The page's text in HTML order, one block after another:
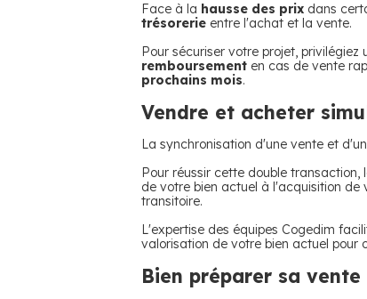
Face à la hausse des prix dans
trésorerie entre l'achat et la vente.
Pour sécuriser votre projet,
remboursement en cas de vente
prochains mois.
Vendre et acheter
La synchronisation d'une vente et
Pour réussir cette double transaction,
de votre bien actuel à l'acquisition de
transitoire.
L'expertise des équipes Cogedim
valorisation de votre bien actuel pour
Bien préparer sa